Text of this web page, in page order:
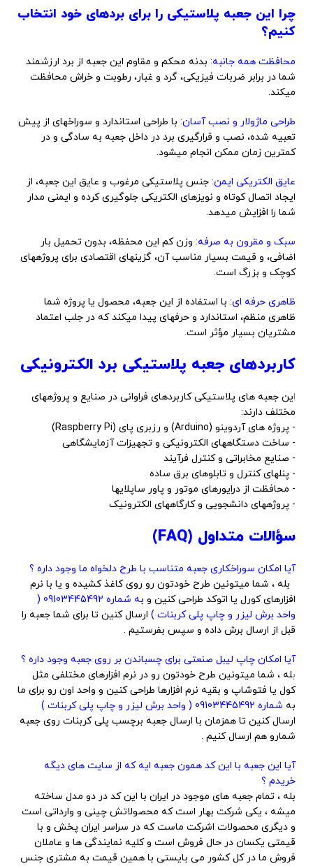
چرا این جعبه پلاستیکی را برای بردهای خود انتخاب
کنیم؟
محافظت همه جانبه: بدنه محکم و مقاوم این جعبه از برد ارزشمند
شما در برابر ضربات فیزیکی، گرد و غبار، رطوبت و خراش محافظت
میکند.
طراحی ماژولار و نصب آسان: با طراحی استاندارد و سوراخهای از پیش
تعبیه شده، نصب و قرارگیری برد در داخل جعبه به سادگی و در
کمترین زمان ممکن انجام میشود.
عایق الکتریکی ایمن: جنس پلاستیکی مرغوب و عایق این جعبه، از
ایجاد اتصال کوتاه و نویزهای الکتریکی جلوگیری کرده و ایمنی مدار
شما را افزایش میدهد.
سبک و مقرون به صرفه: وزن کم این محفظه، بدون تحمیل بار
اضافی، و قیمت بسیار مناسب آن، گزینهای اقتصادی برای پروژههای
کوچک و بزرگ است.
ظاهری حرفه ای: با استفاده از این جعبه، محصول یا پروژه شما
ظاهری منظم، استاندارد و حرفهای پیدا میکند که در جلب اعتماد
مشتریان بسیار مؤثر است.
کاربردهای جعبه پلاستیکی برد الکترونیکی
این جعبه های پلاستیکی کاربردهای فراوانی در صنایع و پروژههای
مختلف دارند:
- پروژه های آردوینو (Arduino) و رزبری پای (Raspberry Pi)
- ساخت دستگاههای الکترونیکی و تجهیزات آزمایشگاهی
- صنایع مخابراتی و کنترل فرآیند
- پنلهای کنترل و تابلوهای برق ساده
- محافظت از درایورهای موتور و پاور ساپلایها
- پروژههای دانشجویی و کارگاههای الکترونیک
سؤالات متداول (FAQ)
آیا امکان سوراخکاری جعبه متناسب با طرح دلخواه ما وجود داره ؟
بله ، شما میتونین طرح خودتون رو روی کاغذ کشیده و یا با نرم
افزارهای کورل یا اتوکد طراحی کنین و ب
ه شماره 09103445492 (
واحد برش لیزر و چاپ پلی کربنات ) ارسال کنین تا برای شما جعبه را
قبل از ارسال برش داده و سپس بفرستیم .
آیا امکان چاپ لیبل صنعتی برای چسباندن بر روی جعبه وجود داره ؟
بله ، شما میتونین طرح خودتون رو در نرم افزارهای مختلفی مثل
کول یا فتوشاپ و بقیه نرم افزارها طراحی کنین و واحد اون رو برای ما
به شماره 09103445492 ( واحد برش لیزر و چاپ پلی کربنات )
ارسال کنین تا همزمان با ارسال جعبه برچسب پلی کربنات روی جعبه
شمارو هم ارسال کنیم .
آیا این جعبه با این کد همون جعبه ایه که از سایت های دیگه
خریدم ؟
بله ، تمام جعبه های موجود در ایران با این کد در دو مدل ساخته
میشه ، یکی شرکت بهار است که محصولاتش چینی و وارداتی است
و دیگری محصولات اشرکت ماست که در سراسر ایران پخش و با
قیمتی یکسان در حال فروش است و کلیه نمایندگی ها و عاملان
فروش ما در کل کشور می بایستی با همین قیمت به مشتری جنس